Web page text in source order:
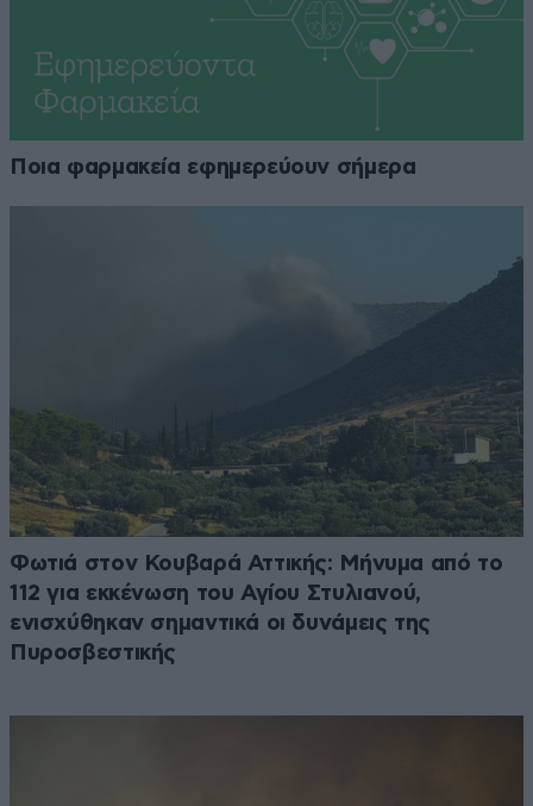
Ποια φαρμακεία εφημερεύουν σήμερα
Φωτιά στον Κουβαρά Αττικής: Μήνυμα από το
112 για εκκένωση του Αγίου Στυλιανού,
ενισχύθηκαν σημαντικά οι δυνάμεις της
Πυροσβεστικής